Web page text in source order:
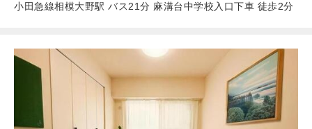
小田急線相模大野駅 バス21分 麻溝台中学校入口下車 徒歩2分